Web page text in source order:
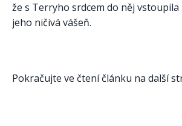
že s Terryho srdcem do něj
jeho ničivá vášeň.
Pokračujte ve čtení článku na další